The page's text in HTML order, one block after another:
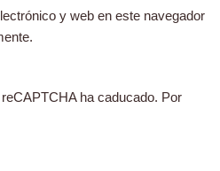
y web en este navegador
ha caducado. Por